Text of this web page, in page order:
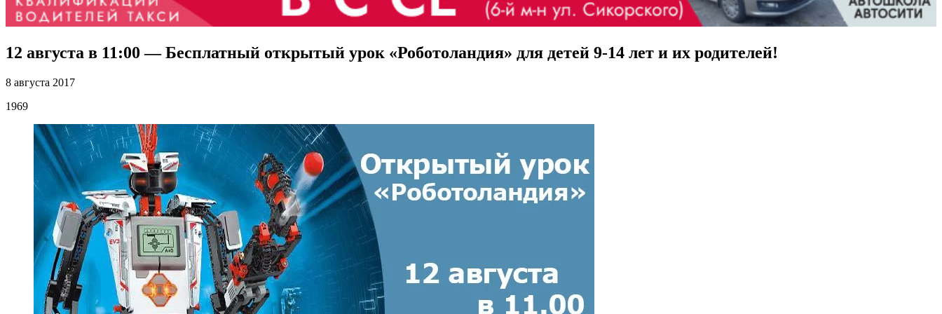
12 августа в 11:00 — Бесплатный открытый урок «Роботоландия» для детей 9-14 лет и их родителей!
8 августа 2017
1969